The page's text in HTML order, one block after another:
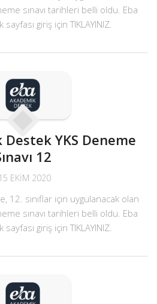
sınavı tarihleri belli oldu. Eba
giriş için TIKLAYINIZ.
Destek YKS Deneme
12
15 EKIM 2020
12. sınıflar için uygulanacak olan
sınavı tarihleri belli oldu. Eba
giriş için TIKLAYINIZ.